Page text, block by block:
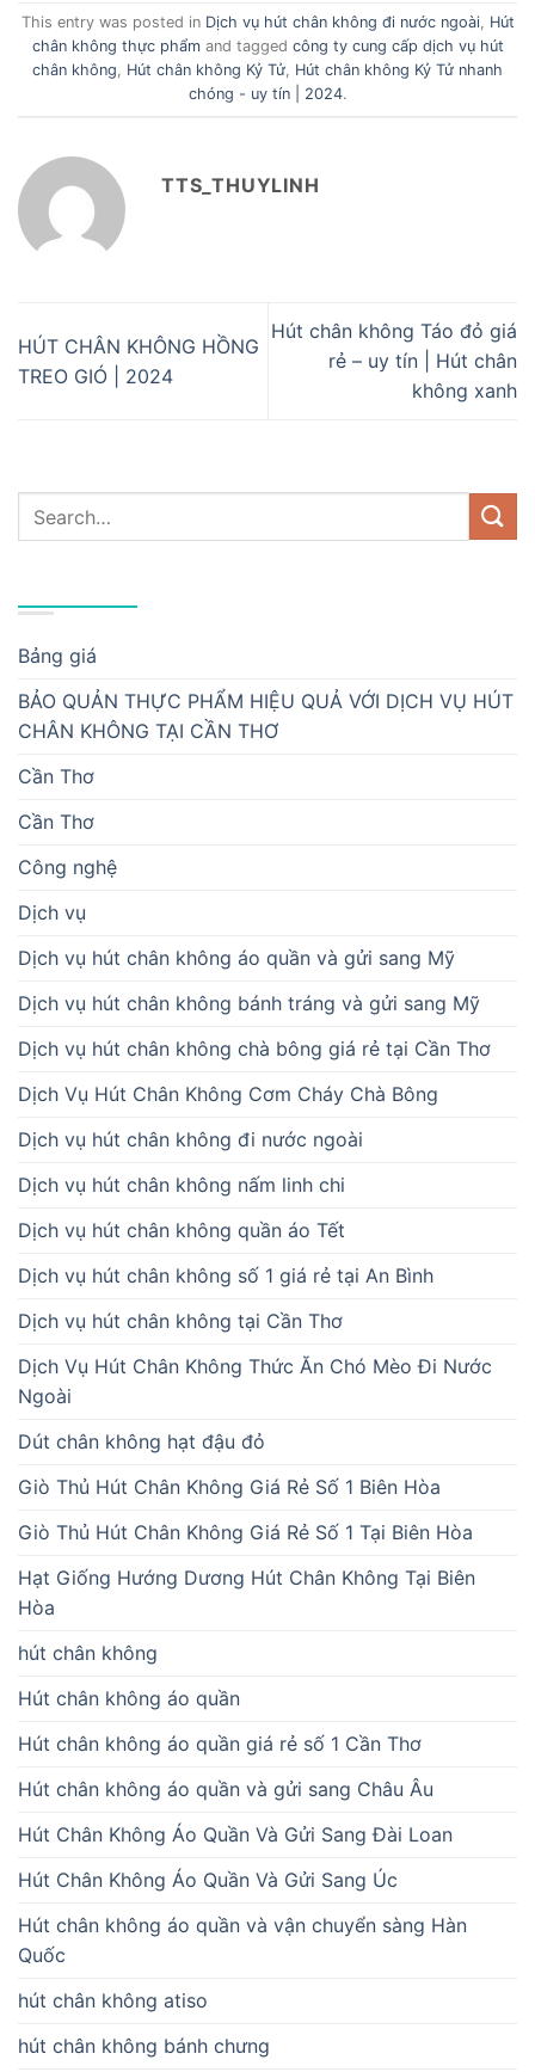
This entry was posted in Dịch vụ hút chân không đi nước ngoài, Hút
chân không thực phẩmand tagged công ty cung cấp dịch vụ hút
chân không, Hút chân không Kỷ Tử, Hút chân không Kỷ Tử nhanh
chóng - uy tín | 2024.
TTS_THUYLINH
HÚT CHÂN KHÔNG HỒNG
TREO GIÓ | 2024
Hút chân không Táo đỏ giá
rẻ – uy tín | Hút chân
không xanh
Bảng giá
BẢO QUẢN THỰC PHẨM HIỆU QUẢ VỚI DỊCH VỤ HÚT
CHÂN KHÔNG TẠI CẦN THƠ
Cần Thơ
Cần Thơ
Công nghệ
Dịch vụ
Dịch vụ hút chân không áo quần và gửi sang Mỹ
Dịch vụ hút chân không bánh tráng và gửi sang Mỹ
Dịch vụ hút chân không chà bông giá rẻ tại Cần Thơ
Dịch Vụ Hút Chân Không Cơm Cháy Chà Bông
Dịch vụ hút chân không đi nước ngoài
Dịch vụ hút chân không nấm linh chi
Dịch vụ hút chân không quần áo Tết
Dịch vụ hút chân không số 1 giá rẻ tại An Bình
Dịch vụ hút chân không tại Cần Thơ
Dịch Vụ Hút Chân Không Thức Ăn Chó Mèo Đi Nước
Ngoài
Dút chân không hạt đậu đỏ
Giò Thủ Hút Chân Không Giá Rẻ Số 1 Biên Hòa
Giò Thủ Hút Chân Không Giá Rẻ Số 1 Tại Biên Hòa
Hạt Giống Hướng Dương Hút Chân Không Tại Biên
Hòa
hút chân không
Hút chân không áo quần
Hút chân không áo quần giá rẻ số 1 Cần Thơ
Hút chân không áo quần và gửi sang Châu Âu
Hút Chân Không Áo Quần Và Gửi Sang Đài Loan
Hút Chân Không Áo Quần Và Gửi Sang Úc
Hút chân không áo quần và vận chuyển sàng Hàn
Quốc
hút chân không atiso
hút chân không bánh chưng